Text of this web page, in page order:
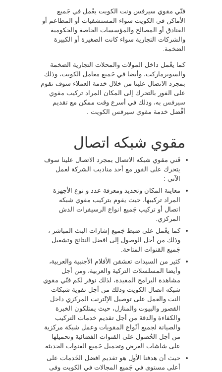
فنّي مقوي سيرفس ونت الكويت يعْمل في جَميع
الأماكن في الكويت سواء المستشفيات أو المطاعم أو
الفنادق أو المصالح والمؤسسات الخاصة والحكومية
والشركات التجارية سواء كانت الصغيرة أو الكبيرة
الضخمة.
كما يعْمل داخل المولات والمحلات التجارية الضخمة
والسوبرماركت، وأيضا في جَميع معامل الكويت، وذلك
بمجرد الاتصال علينا من خلال خدمة العملاء سوف نقوم
على الفور بالتحرك إلى المكان المراد تركيب مقوي
سيرفس به، وذلك في أسرع وقت ممكن مع تقديم
أفْضل خدمة مقوي سيرفس الكويت .
مقوي شبكه اتصال
فَني مقوي شبكه الاتصال بمجرد الاتصال علينا سوف
يتحرك على الفور مع أحد مناديب الشركة لعمل
الآتي :
معاينة المكان وتحديد ومعرفة عدد و نوع الأجهزة
المراد تركيبها، حيث يقوم بتركيب مقوي شبكه
اتصال أو تركيب جَميع انواع الرسيفرات الدش
المركزي.
كما يعْمل على ضبط جَميع إشارات البث المباشر ،
وذلك من أجل الوصول إلى افضل النتائج وتشغيل
جَميع القنوات المتاحة.
كثير من السيدات تعشقن الأفلام الأجنبية والعربية،
وأيضا المسلسلات التركية والعربية، ومن أجل
مشاهدة البرامج المفيدة، لذلك نوفر لكم فنّي مقوي
شبكه اتصال الكويت وذلك من أجل تقوية شبكات
النت والعمل على توصيل الإنْترنت المركزي داخل
القصور والبيوت والمنازل، حيث يمتلكون الخبرة
والكفاءة والدقة من أجل تقديم خدمات التركيب
والصيانة لجميع أنْواع المقويات وعمل شبكة مركزية
من أجل الحُصول على القنوات الفضائية وتحميلها
على شاشات العرض وتحميل جَميع القنوات الحديثة.
حيث أن هدفنا الأول هو تقديم افضل الخَدمات على
أعلى مستوى في جَميع المجالات في الكويت وفى